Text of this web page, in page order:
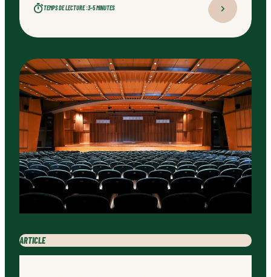
TEMPS DE LECTURE :3–5 MINUTES
ARTICLE